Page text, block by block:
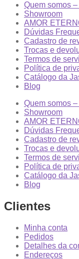
Quem somos
Showroom
AMOR
Dúvidas
Cadastro de
Trocas e
Termos de
Política de
Catálogo da
Blog
Quem somos
Showroom
AMOR
Dúvidas
Cadastro de
Trocas e
Termos de
Política de
Catálogo da
Blog
Clientes
Minha conta
Pedidos
Detalhes da
Endereços